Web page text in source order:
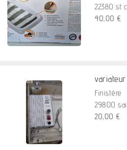
22380 st
40,00 €
Finistère
29800
20,00 €